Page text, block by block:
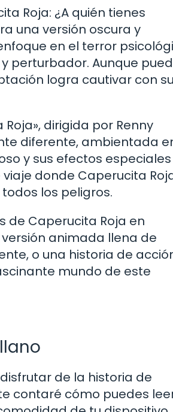
Roja: ¿A quién tienes
una versión oscura y
en el terror
perturbador. Aunque
logra cautivar con su
dirigida por Renny
diferente, ambientada
y sus efectos especiales
donde Caperucita
los peligros.
de Caperucita Roja en
animada llena de
o una historia de
mundo de este
de la historia de
contaré cómo puedes